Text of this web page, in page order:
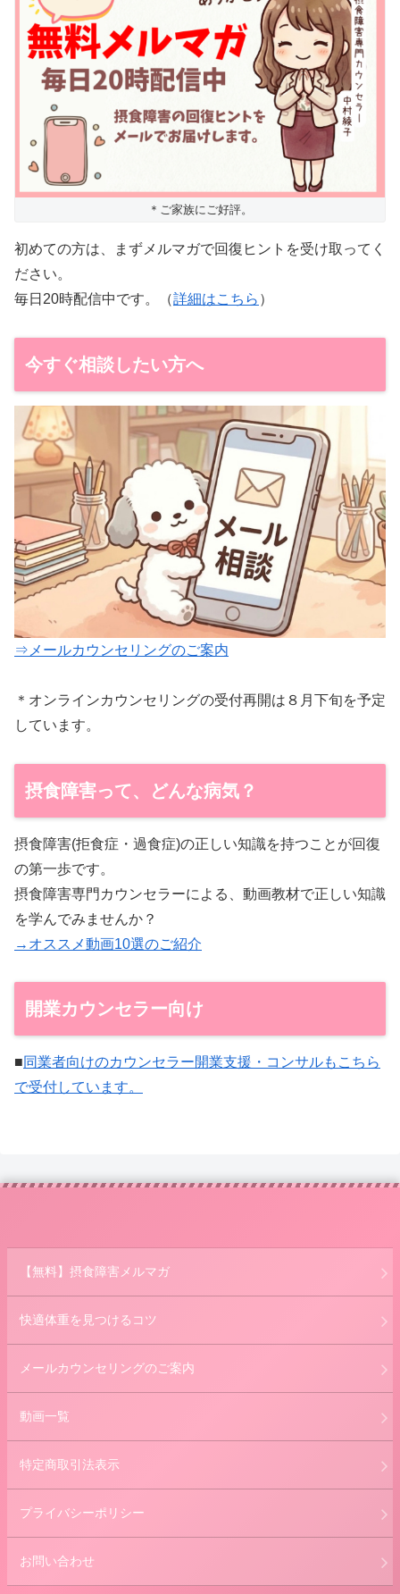
＊ご家族にご好評。
初めての方は、まずメルマガで回復ヒントを受け取ってく
ださい。
毎日20時配信中です。（詳細はこちら ）
今すぐ相談したい方へ
⇒メールカウンセリングのご案内
＊オンラインカウンセリングの受付再開は８月下旬を予定
しています。
摂食障害って、どんな病気？
摂食障害(拒食症・過食症)の正しい知識を持つことが回復
の第一歩です。
摂食障害専門カウンセラーによる、動画教材で正しい知識
を学んでみませんか？
→オススメ動画10選のご紹介
開業カウンセラー向け
■同業者向けのカウンセラー開業支援・コンサルもこちら
で受付しています。
【無料】摂食障害メルマガ
快適体重を見つけるコツ
メールカウンセリングのご案内
動画一覧
特定商取引法表示
プライバシーポリシー
お問い合わせ